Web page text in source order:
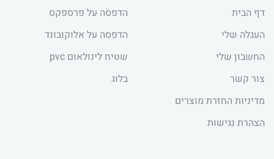
דף הבית
העגלה שלי
החשבון שלי
צור קשר
מדיניות החזרת מוצרים
הצהרת נגישות
הדפסה על פרספקס
הדפסה על אלוקובונד
שטיח לינולאום pvc
בלוג